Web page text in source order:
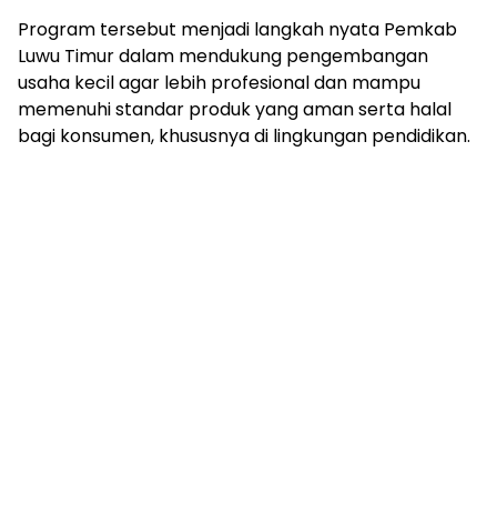
Program tersebut menjadi langkah nyata Pemkab
Luwu Timur dalam mendukung pengembangan
usaha kecil agar lebih profesional dan mampu
memenuhi standar produk yang aman serta halal
bagi konsumen, khususnya di lingkungan pendidikan.